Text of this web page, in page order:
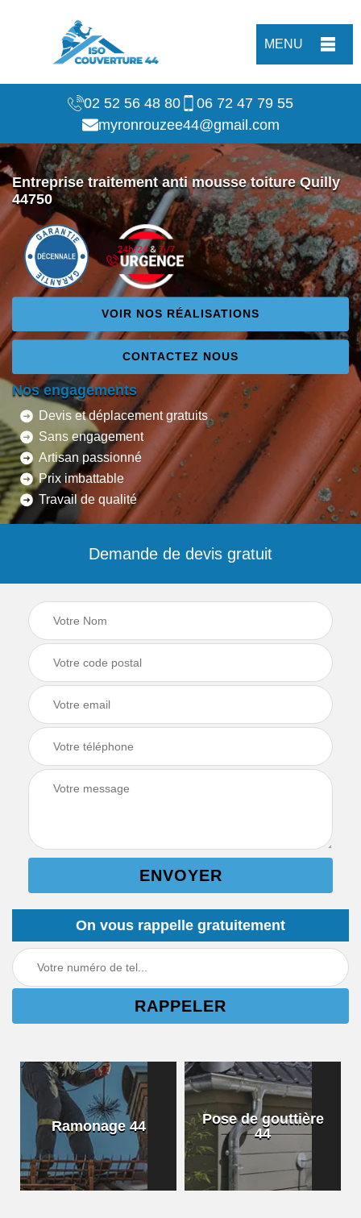
MENU
02 52 56 48 80
06 72 47 79 55
myronrouzee44@gmail.com
Entreprise traitement anti mousse toiture Quilly
44750
VOIR NOS RÉALISATIONS
CONTACTEZ NOUS
Nos engagements
Devis et déplacement gratuits
Sans engagement
Artisan passionné
Prix imbattable
Travail de qualité
Demande de devis gratuit
On vous rappelle gratuitement
Ramonage 44
Pose de gouttière
44